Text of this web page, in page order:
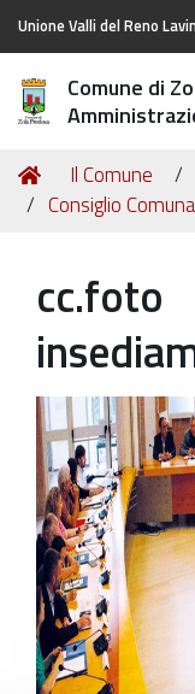
Unione Valli del Reno
Comune di
Tu
sei
Home
Il Comune
Consiglio
cc.foto